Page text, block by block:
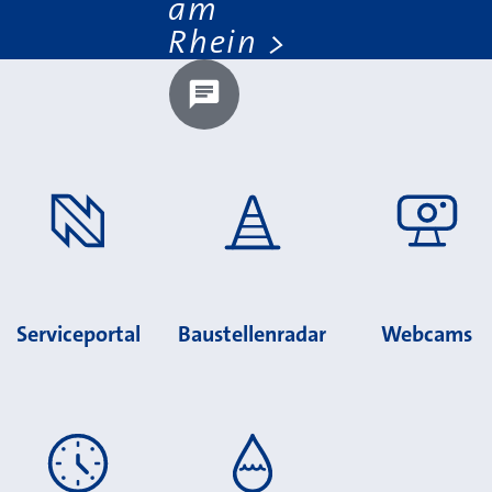
am
Rhein
Chatbot laden?
Serviceportal Baustellenradar Webcams